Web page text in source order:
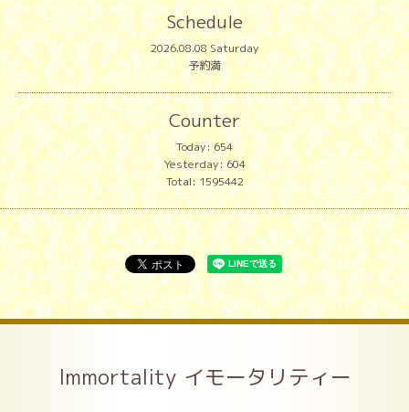
Schedule
2026.08.08 Saturday
予約満
Counter
Today:654
Yesterday:604
Total:1595442
Immortality イモータリティー